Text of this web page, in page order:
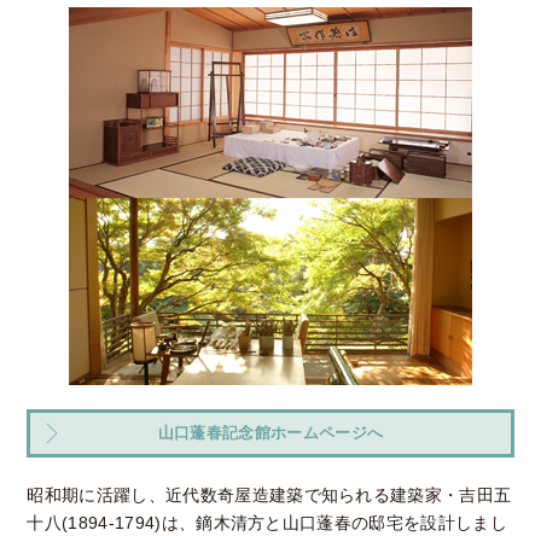
山口蓬春記念館ホームページへ
昭和期に活躍し、近代数奇屋造建築で知られる建築家・吉田五
十八(1894-1794)は、鏑木清方と山口蓬春の邸宅を設計しまし